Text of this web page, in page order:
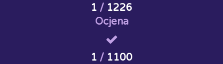
1 / 1226
Ocjena
1 / 1100